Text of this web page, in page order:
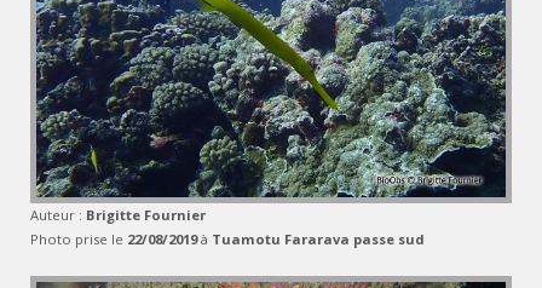
Auteur : Brigitte Fournier
Photo prise le 22/08/2019à Tuamotu Fararava passe sud